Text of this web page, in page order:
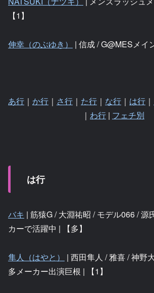
【1】
伸幸（のぶゆき） | 信成 / G@MESメイ
あ行 ｜ か行 ｜ さ行 ｜ た行 ｜ な行 ｜ は行 ｜
｜ わ行 | フェチ別
は行
バキ | 筋猿G / 大淵祐昭 / モデル066 / 源
カーで活躍中 | 【多】
隼人（はやと）
| 西田隼人 / 雅喜 / 神野
多メーカー出演巨根 | 【1】